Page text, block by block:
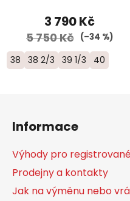
3 790 Kč
5 750 Kč (–34 %)
38 38 2/3 39 1/3 40
Informace
Výhody pro
Prodejny a kontakty
Jak na výměnu nebo